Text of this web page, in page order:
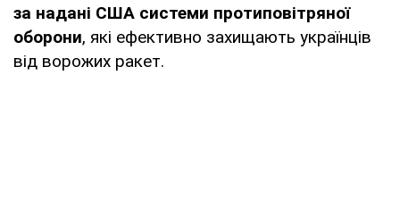
за надані США системи протиповітряної
оборони, які ефективно захищають українців
від ворожих ракет.